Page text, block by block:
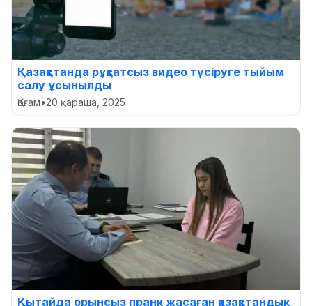
Қазақстанда рұқсатсыз видео түсіруге тыйым
салу ұсынылды
Қоғам•20 қараша, 2025
Қытайда орынсыз пранк жасаған қазақстандық